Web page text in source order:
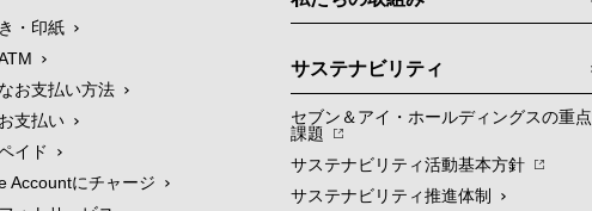
・印紙
お支払い方法
支払い
イド
Accountにチャージ
サステナビリティ
セブン＆アイ・ホールディングスの重点
課題
サステナビリティ活動基本方針
サステナビリティ推進体制